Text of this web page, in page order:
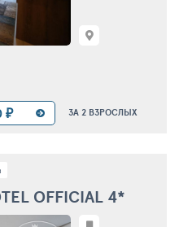
₽ ЗА 2 ВЗРОСЛЫХ
OFFICIAL 4*